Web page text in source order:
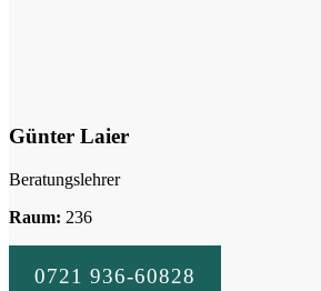
Günter Laier
Beratungslehrer
Raum: 236
0721 936-60828